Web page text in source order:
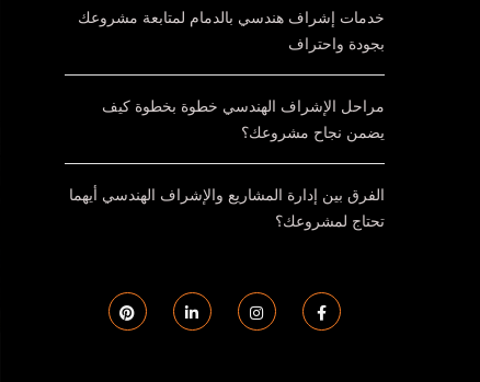
خدمات إشراف هندسي بالدمام لمتابعة مشروعك
بجودة واحتراف
مراحل الإشراف الهندسي خطوة بخطوة كيف
يضمن نجاح مشروعك؟
الفرق بين إدارة المشاريع والإشراف الهندسي أيهما
تحتاج لمشروعك؟